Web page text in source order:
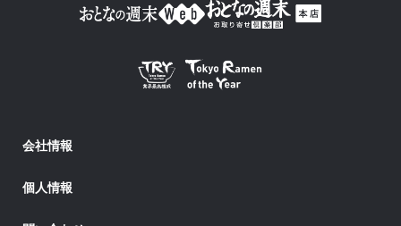
会社情報
個人情報